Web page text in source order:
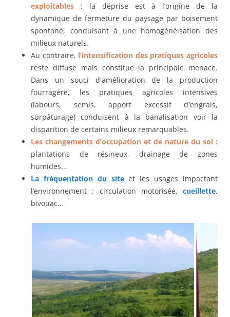
exploitables : la déprise est à l’origine de la
dynamique de fermeture du paysage par boisement
spontané, conduisant à une homogénéisation des
milieux naturels.
Au contraire, l’intensification des pratiques agricoles
reste diffuse mais constitue la principale menace.
Dans un souci d'amélioration de la production
fourragère, les pratiques agricoles intensives
(labours, semis, apport excessif d'engrais,
surpâturage) conduisent à la banalisation voir la
disparition de certains milieux remarquables.
Les changements d’occupation et de nature du sol :
plantations de résineux, drainage de zones
humides...
La fréquentation du siteet les usages impactant
l’environnement : circulation motorisée, cueillette,
bivouac…